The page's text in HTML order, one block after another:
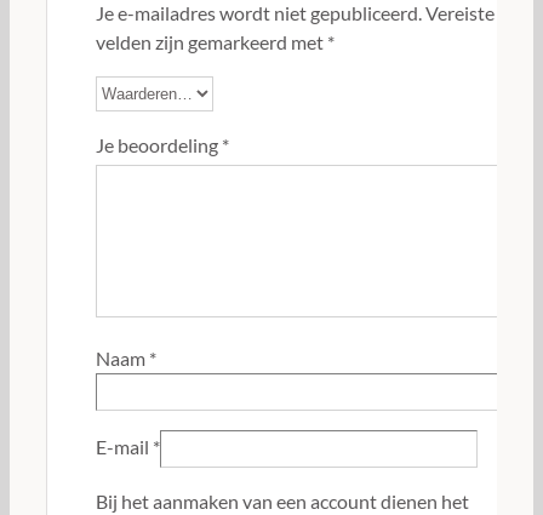
Je e-mailadres wordt niet gepubliceerd.Vereiste
velden zijn gemarkeerd met *
Je beoordeling *
Naam *
E-mail *
Bij het aanmaken van een account dienen het